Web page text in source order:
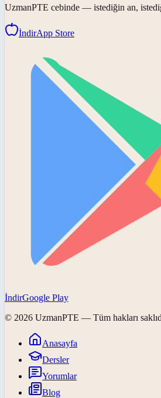
UzmanPTE cebinde — istediğin an,
İndirApp Store
İndirGoogle Play
© 2026 UzmanPTE — Tüm hakları
Anasayfa
Dersler
Yorumlar
Blog